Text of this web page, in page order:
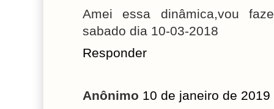
Amei essa dinâmica,vou
sabado dia 10-03-2018
Responder
Anônimo 10 de janeiro de